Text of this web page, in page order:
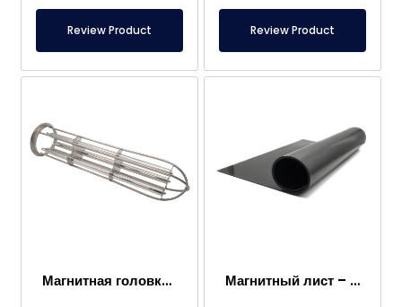
Review Product Review Product
Магнитная головка мешочного фильтра Магнитный лист – Для пола – Безопасный для пищевых продуктов